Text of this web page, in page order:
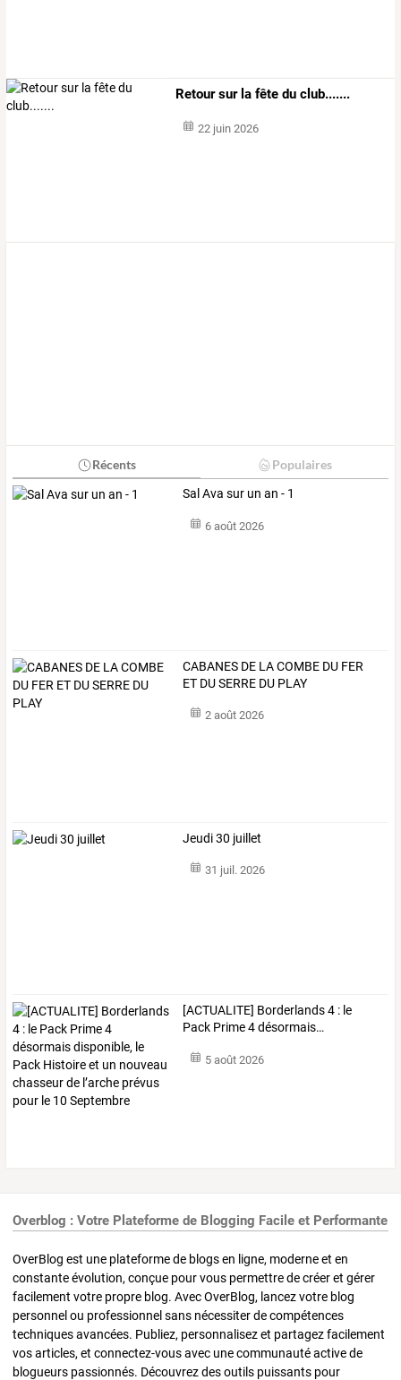
Retour sur la fête du club.......
22 juin 2026
Récents Populaires
Sal Ava sur un an - 1
6 août 2026
CABANES DE LA COMBE DU FER
ET DU SERRE DU PLAY
2 août 2026
Jeudi 30 juillet
31 juil. 2026
[ACTUALITE] Borderlands4 : le
Pack Prime4désormais…
5 août 2026
Overblog : Votre Plateforme de Blogging Facile et Performante
OverBlog est une plateforme de blogs en ligne, moderne et en
constante évolution, conçue pour vous permettre de créer et gérer
facilement votre propre blog. Avec OverBlog, lancez votre blog
personnel ou professionnel sans nécessiter de compétences
techniques avancées. Publiez, personnalisez et partagez facilement
vos articles, et connectez-vous avec une communauté active de
blogueurs passionnés. Découvrez des outils puissants pour